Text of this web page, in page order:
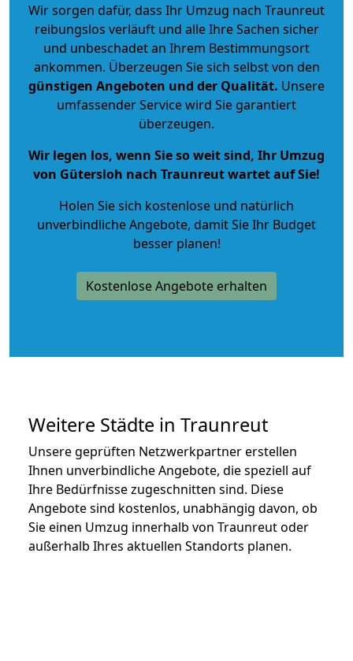
Wir sorgen dafür, dass Ihr Umzug nach Traunreut
reibungslos verläuft und alle Ihre Sachen sicher
und unbeschadet an Ihrem Bestimmungsort
ankommen. Überzeugen Sie sich selbst von den
günstigen Angeboten und der Qualität. Unsere
umfassender Service wird Sie garantiert
überzeugen.
Wir legen los, wenn Sie so weit sind, Ihr Umzug
von Gütersloh nach Traunreut wartet auf Sie!
Holen Sie sich kostenlose und natürlich
unverbindliche Angebote, damit Sie Ihr Budget
besser planen!
Kostenlose Angebote erhalten
Weitere Städte in Traunreut
Unsere geprüften Netzwerkpartner erstellen
Ihnen unverbindliche Angebote, die speziell auf
Ihre Bedürfnisse zugeschnitten sind. Diese
Angebote sind kostenlos, unabhängig davon, ob
Sie einen Umzug innerhalb von Traunreut oder
außerhalb Ihres aktuellen Standorts planen.